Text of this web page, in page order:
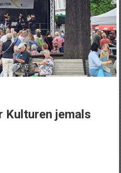
Kulturen jemals